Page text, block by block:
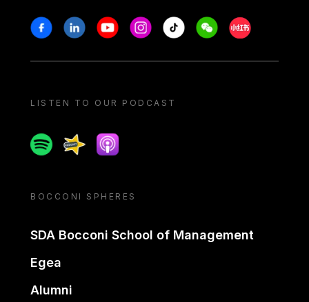
Stay in touch
FacebookLinkedinYoutubeInstagram
Tiktok WeechatXiaohongshu/
LISTEN TO OUR PODCAST
SpotifySpreakerApple podcast
BOCCONI SPHERES
SDA Bocconi School of Management
Egea
Alumni